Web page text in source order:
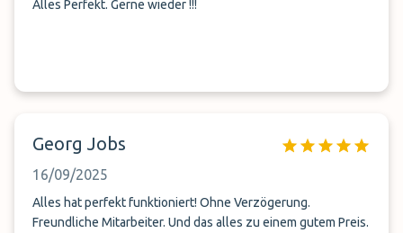
Alles Perfekt. Gerne wieder !!!
Georg Jobs
16/09/2025
Alles hat perfekt funktioniert! Ohne Verzögerung.
Freundliche Mitarbeiter. Und das alles zu einem gutem Preis.